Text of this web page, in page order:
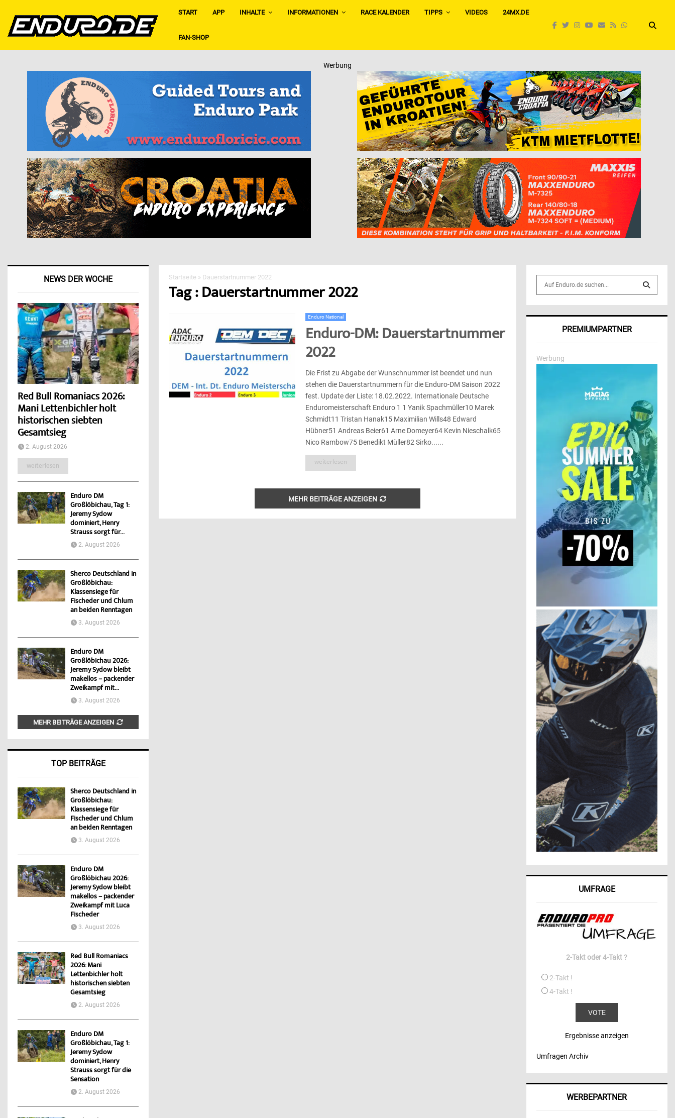
START APP INHALTE INFORMATIONEN RACE KALENDER TIPPS VIDEOS 24MX.DE
FAN-SHOP
Werbung
Startseite » Dauerstartnummer 2022
Tag : Dauerstartnummer 2022
Enduro National
Enduro-DM: Dauerstartnummer
2022
Die Frist zu Abgabe der Wunschnummer ist beendet und nun
stehen die Dauerstartnummern für die Enduro-DM Saison 2022
fest. Update der Liste: 18.02.2022. Internationale Deutsche
Enduromeisterschaft Enduro 1 1 Yanik Spachmüller10 Marek
Schmidt11 Tristan Hanak15 Maximilian Wills48 Edward
Hübner51 Andreas Beier61 Arne Domeyer64 Kevin Nieschalk65
Nico Rambow75 Benedikt Müller82 Sirko......
weiterlesen
MEHR BEITRÄGE ANZEIGEN
NEWS DER WOCHE
Red Bull Romaniacs 2026:
Mani Lettenbichler holt
historischen siebten
Gesamtsieg
2. August 2026
weiterlesen
Enduro DM
Großlöbichau, Tag 1:
Jeremy Sydow
dominiert, Henry
Strauss sorgt für...
2. August 2026
Sherco Deutschland in
Großlöbichau:
Klassensiege für
Fischeder und Chlum
an beiden Renntagen
3. August 2026
Enduro DM
Großlöbichau 2026:
Jeremy Sydow bleibt
makellos – packender
Zweikampf mit...
3. August 2026
MEHR BEITRÄGE ANZEIGEN
TOP BEITRÄGE
Sherco Deutschland in
Großlöbichau:
Klassensiege für
Fischeder und Chlum
an beiden Renntagen
3. August 2026
Enduro DM
Großlöbichau 2026:
Jeremy Sydow bleibt
makellos – packender
Zweikampf mit Luca
Fischeder
3. August 2026
Red Bull Romaniacs
2026: Mani
Lettenbichler holt
historischen siebten
Gesamtsieg
2. August 2026
Enduro DM
Großlöbichau, Tag 1:
Jeremy Sydow
dominiert, Henry
Strauss sorgt für die
Sensation
2. August 2026
o
r
S
R
H
PREMIUMPARTNER
Werbung
UMFRAGE
2-Takt oder 4-Takt ?
2-Takt !
4-Takt !
Ergebnisse anzeigen
Umfragen Archiv
WERBEPARTNER